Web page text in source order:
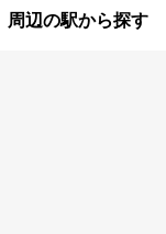
御殿山
周辺の駅から探す